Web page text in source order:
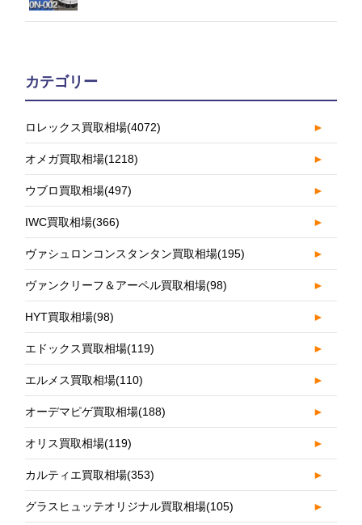
カテゴリー
ロレックス買取相場(4072) ►
オメガ買取相場(1218) ►
ウブロ買取相場(497) ►
IWC買取相場(366) ►
ヴァシュロンコンスタンタン買取相場(195) ►
ヴァンクリーフ＆アーペル買取相場(98) ►
HYT買取相場(98) ►
エドックス買取相場(119) ►
エルメス買取相場(110) ►
オーデマピゲ買取相場(188) ►
オリス買取相場(119) ►
カルティエ買取相場(353) ►
グラスヒュッテオリジナル買取相場(105) ►